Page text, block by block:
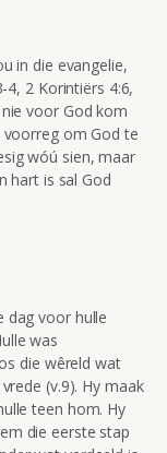
in die evangelie,
4, 2 Korintiërs 4:6,
voor God kom
voorreg om God te
wóú sien, maar
hart is sal God
dag voor hulle
was
die wêreld wat
(v.9). Hy maak
teen hom. Hy
die eerste stap